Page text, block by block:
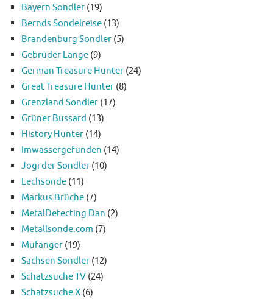
Bayern Sondler (19)
Bernds Sondelreise (13)
Brandenburg Sondler (5)
Gebrüder Lange (9)
German Treasure Hunter (24)
Great Treasure Hunter (8)
Grenzland Sondler (17)
Grüner Bussard (13)
History Hunter (14)
Imwassergefunden (14)
Jogi der Sondler (10)
Lechsonde (11)
Markus Brüche (7)
MetalDetecting Dan (2)
Metallsonde.com (7)
Mufänger (19)
Sachsen Sondler (12)
Schatzsuche TV (24)
Schatzsuche X (6)